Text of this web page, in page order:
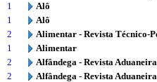
1
Alô
1
Alô
2
Alimentar - Revista Técnico-
1
Alimentar
2
Alfândega - Revista Aduaneira
2
Alfândega - Revista Aduaneira